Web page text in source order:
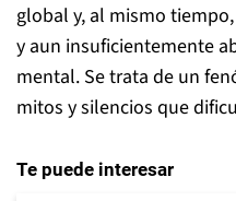
global y, al mismo
y aun insuficientemente
mental. Se trata de un
mitos y silencios que
Te puede interesar